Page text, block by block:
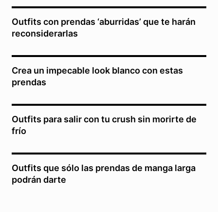
Outfits con prendas ‘aburridas’ que te harán
reconsiderarlas
Crea un impecable look blanco con estas
prendas
Outfits para salir con tu crush sin morirte de
frío
Outfits que sólo las prendas de manga larga
podrán darte